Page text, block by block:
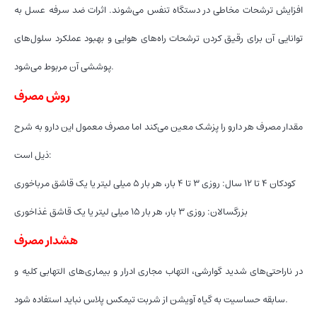
افزایش ترشحات مخاطی در دستگاه تنفس می‌شوند. اثرات ضد سرفه عسل به
توانایی آن برای رقیق کردن ترشحات راه‌های هوایی و بهبود عملکرد سلول‌های
پوششی آن مربوط می‌شود.
روش مصرف
مقدار مصرف هر دارو را پزشک معین می‌کند اما مصرف معمول این دارو به شرح
ذیل است:
کودکان ۴ تا ۱۲ سال: روزی ۳ تا ۴ بار، هر بار ۵ میلی لیتر یا یک قاشق مرباخوری
بزرگسالان: روزی ۳ بار، هر بار ۱۵ میلی لیتر یا یک قاشق غذاخوری
هشدار مصرف
در ناراحتی‌های شدید گوارشی، التهاب مجاری ادرار و بیماری‌های التهابی کلیه و
سابقه حساسیت به گیاه آویشن از شربت تیمکس پلاس نباید استفاده شود.